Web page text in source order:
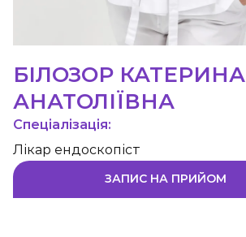
БІЛОЗОР КАТЕРИНА
АНАТОЛІЇВНА
Спеціалізація:
Лікар ендоскопіст
ЗАПИС НА ПРИЙОМ